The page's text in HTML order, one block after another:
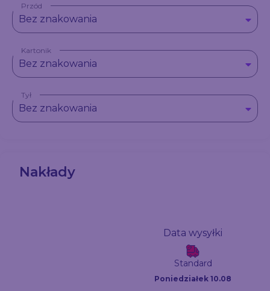
Przód
Bez znakowania
Kartonik
Bez znakowania
Tył
Bez znakowania
Nakłady
Data wysyłki
Standard
Poniedziałek 10.08